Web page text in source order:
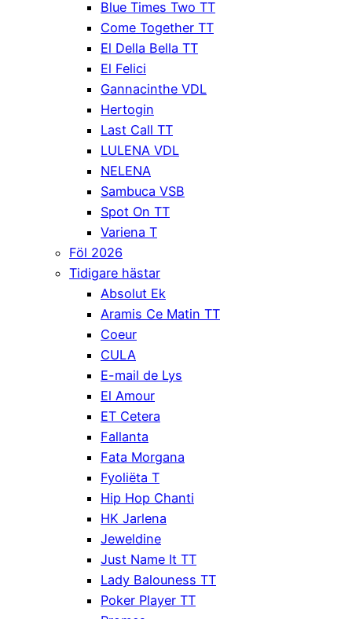
Blue Times Two TT
Come Together TT
El Della Bella TT
El Felici
Gannacinthe VDL
Hertogin
Last Call TT
LULENA VDL
NELENA
Sambuca VSB
Spot On TT
Variena T
Föl 2026
Tidigare hästar
Absolut Ek
Aramis Ce Matin TT
Coeur
CULA
E-mail de Lys
El Amour
ET Cetera
Fallanta
Fata Morgana
Fyoliëta T
Hip Hop Chanti
HK Jarlena
Jeweldine
Just Name It TT
Lady Balouness TT
Poker Player TT